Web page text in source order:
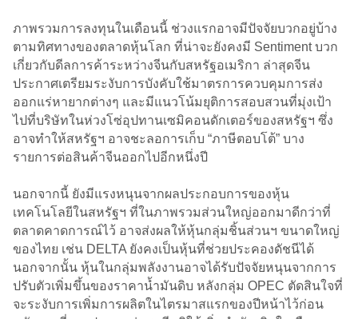
ภาพรวมการลงทุนในเดือนนี้ ช่วงแรกอาจมีปัจจัยบวกอยู่บ้าง
ตามทิศทางของตลาดหุ้นโลก ที่น่าจะยังคงมี Sentiment บวก
เกี่ยวกับดีลการค้าระหว่างจีนกับสหรัฐอเมริกา ล่าสุดจีน
ประกาศเตรียมระงับการบังคับใช้มาตรการควบคุมการส่ง
ออกแร่หายากต่างๆ และมีแนวโน้มยุติการสอบสวนที่มุ่งเป้า
ไปที่บริษัทในห่วงโซ่อุปทานเซมิคอนดักเตอร์ของสหรัฐฯ ซึ่ง
อาจทำให้สหรัฐฯ อาจชะลอการเก็บ “ภาษีตอบโต้” บาง
รายการต่อสินค้าจีนออกไปอีกหนึ่งปี
นอกจากนี้ ยังมีแรงหนุนจากผลประกอบการของหุ้น
เทคโนโลยีในสหรัฐฯ ที่ในภาพรวมส่วนใหญ่ออกมาดีกว่าที่
ตลาดคาดการณ์ไว้ อาจส่งผลให้หุ้นกลุ่มชิ้นส่วนฯ ขนาดใหญ่
ของไทย เช่น DELTA ยังคงเป็นหุ้นที่ช่วยประคองดัชนีได้
นอกจากนั้น หุ้นในกลุ่มพลังงานอาจได้รับปัจจัยหนุนจากการ
ปรับตัวเพิ่มขึ้นของราคาน้ำมันดิบ หลังกลุ่ม OPEC ตัดสินใจที่
จะระงับการเพิ่มการผลิตในไตรมาสแรกของปีหน้าไว้ก่อน